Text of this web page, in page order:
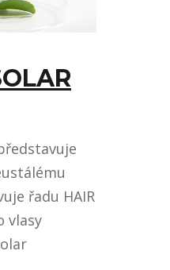
řadu HAIR
vlasy